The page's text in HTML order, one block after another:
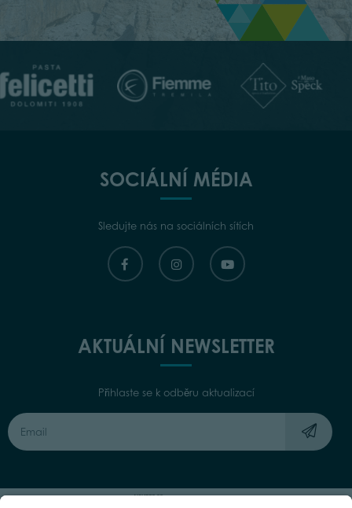
SOCIÁLNÍ MÉDIA
Sledujte nás na sociálních sítích
AKTUÁLNÍ NEWSLETTER
Přihlaste se k odběru aktualizací